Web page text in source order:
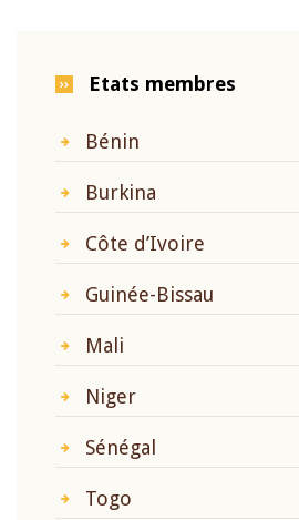
Etats membres
Bénin
Burkina
Côte d’Ivoire
Guinée-Bissau
Mali
Niger
Sénégal
Togo